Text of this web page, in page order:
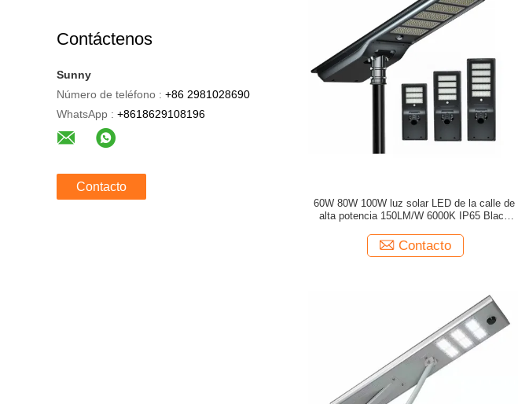
Contáctenos
Sunny
Número de teléfono : +86 2981028690
WhatsApp : +8618629108196
Contacto
60W 80W 100W luz solar LED de la calle de
alta potencia 150LM/W 6000K IP65 Black
Contacto